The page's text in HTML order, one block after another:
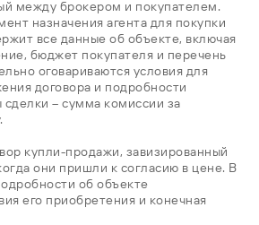
между брокером и покупателем.
назначения агента для покупки
все данные об объекте, включая
бюджет покупателя и перечень
оговариваются условия для
договора и подробности
– сумма комиссии за
купли-продажи, завизированный
они пришли к согласию в цене. В
об объекте
его приобретения и конечная